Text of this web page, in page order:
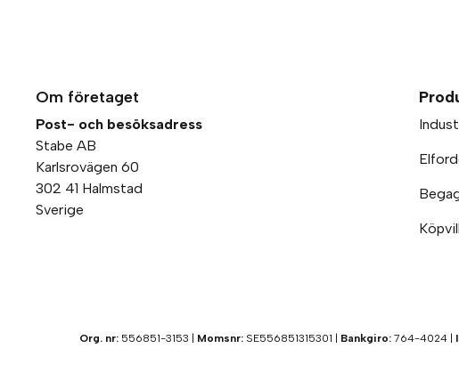
Om företaget
Post- och besöksadress
Stabe AB
Karlsrovägen 60
302 41 Halmstad
Sverige
Org. nr: 556851-3153 | Momsnr: SE556851315301 | Bankgiro: 764-4024 |